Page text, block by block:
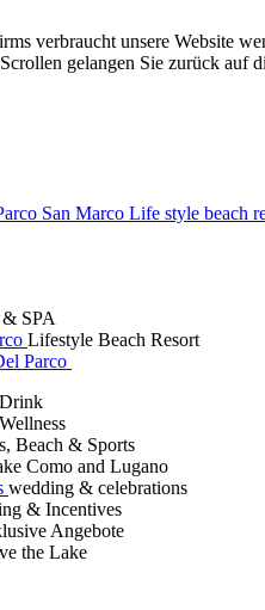
verbraucht unsere Website
gelangen Sie zurück auf
San Marco Life style beach
SPA
Lifestyle Beach Resort
Parco
Beach & Sports
Como and Lugano
wedding & celebrations
& Incentives
Angebote
the Lake